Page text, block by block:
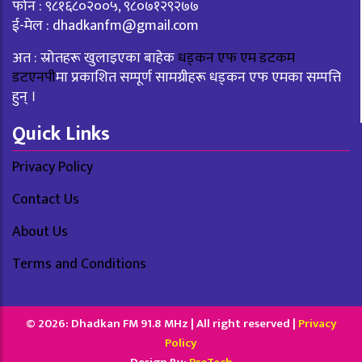
फोन : ९८१६८०२००५, ९८०७१२९२७७
ई-मेल : dhadkanfm@gmail.com
अत : स्रोतहरू खुलाइएका बाहेकधड्कन एफ एम डटकम
डटएनपीमा प्रकाशित सम्पूर्ण सामग्रीहरू धड्कन एफ एमका सम्पत्ति
हुन् ।
Quick Links
Privacy Policy
Contact Us
About Us
Terms and Conditions
© 2026: Dhadkan FM 91.8 MHz | All right reserved | Privacy
Policy